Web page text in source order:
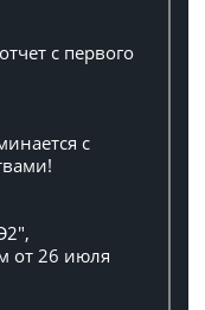
с первого
с
от 26 июля